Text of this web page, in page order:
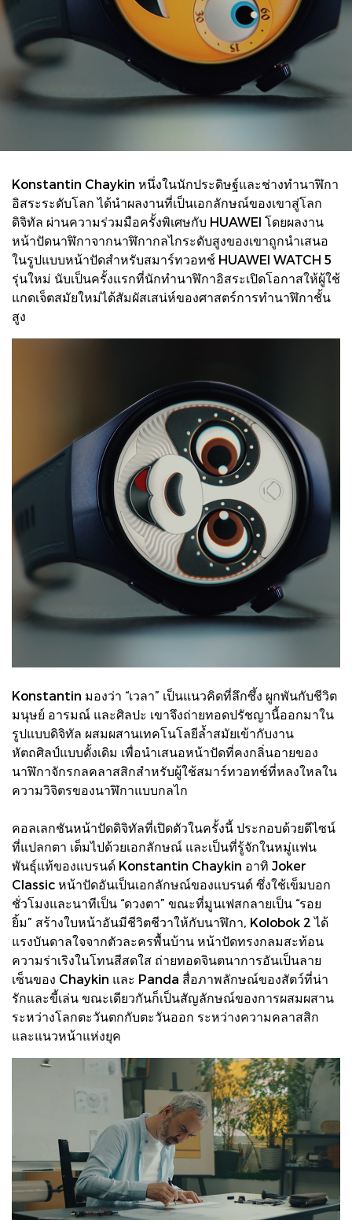
Konstantin Chaykin หนึ่งในนักประดิษฐ์และช่างทำนาฬิกา
อิสระระดับโลก ได้นำผลงานที่เป็นเอกลักษณ์ของเขาสู่โลก
ดิจิทัล ผ่านความร่วมมือครั้งพิเศษกับ HUAWEI โดยผลงาน
หน้าปัดนาฬิกาจากนาฬิกากลไกระดับสูงของเขาถูกนำเสนอ
ในรูปแบบหน้าปัดสำหรับสมาร์ทวอทช์ HUAWEI WATCH 5
รุ่นใหม่ นับเป็นครั้งแรกที่นักทำนาฬิกาอิสระเปิดโอกาสให้ผู้ใช้
แกดเจ็ตสมัยใหม่ได้สัมผัสเสน่ห์ของศาสตร์การทำนาฬิกาชั้น
สูง
Konstantin มองว่า “เวลา” เป็นแนวคิดที่ลึกซึ้ง ผูกพันกับชีวิต
มนุษย์ อารมณ์ และศิลปะ เขาจึงถ่ายทอดปรัชญานี้ออกมาใน
รูปแบบดิจิทัล ผสมผสานเทคโนโลยีล้ำสมัยเข้ากับงาน
หัตถศิลป์แบบดั้งเดิม เพื่อนำเสนอหน้าปัดที่คงกลิ่นอายของ
นาฬิกาจักรกลคลาสสิกสำหรับผู้ใช้สมาร์ทวอทช์ที่หลงใหลใน
ความวิจิตรของนาฬิกาแบบกลไก
คอลเลกชันหน้าปัดดิจิทัลที่เปิดตัวในครั้งนี้ ประกอบด้วยดีไซน์
ที่แปลกตา เต็มไปด้วยเอกลักษณ์ และเป็นที่รู้จักในหมู่แฟน
พันธุ์แท้ของแบรนด์ Konstantin Chaykin อาทิ Joker
Classic หน้าปัดอันเป็นเอกลักษณ์ของแบรนด์ ซึ่งใช้เข็มบอก
ชั่วโมงและนาทีเป็น “ดวงตา” ขณะที่มูนเฟสกลายเป็น “รอย
ยิ้ม” สร้างใบหน้าอันมีชีวิตชีวาให้กับนาฬิกา, Kolobok 2 ได้
แรงบันดาลใจจากตัวละครพื้นบ้าน หน้าปัดทรงกลมสะท้อน
ความร่าเริงในโทนสีสดใส ถ่ายทอดจินตนาการอันเป็นลาย
เซ็นของ Chaykin และ Panda สื่อภาพลักษณ์ของสัตว์ที่น่า
รักและขี้เล่น ขณะเดียวกันก็เป็นสัญลักษณ์ของการผสมผสาน
ระหว่างโลกตะวันตกกับตะวันออก ระหว่างความคลาสสิก
และแนวหน้าแห่งยุค